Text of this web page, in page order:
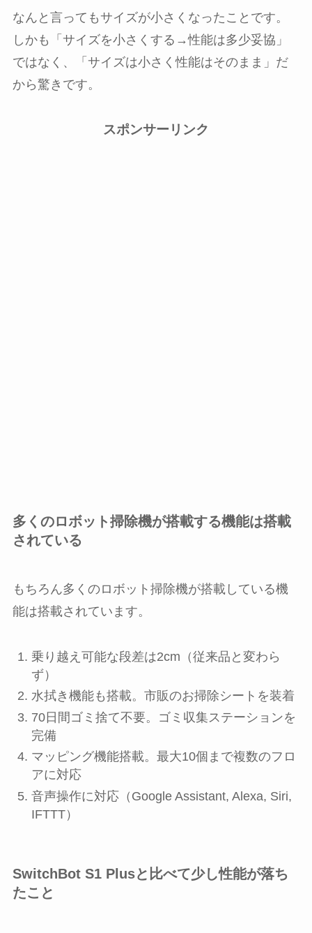
なんと言ってもサイズが小さくなったことです。
しかも「サイズを小さくする→性能は多少妥協」
ではなく、「 サイズは小さく性能はそのまま 」だ
から驚きです。
スポンサーリンク
多くのロボット掃除機が搭載する機能は搭載
されている
もちろん多くのロボット掃除機が搭載している機
能は搭載されています。
乗り越え可能な段差は2cm（従来品と変わら
ず）
水拭き機能も搭載。市販のお掃除シートを装着
70日間ゴミ捨て不要。ゴミ収集ステーションを
完備
マッピング機能搭載。最大10個まで複数のフロ
アに対応
音声操作に対応（Google Assistant, Alexa, Siri,
IFTTT）
SwitchBot S1 Plusと比べて少し性能が落ち
たこと